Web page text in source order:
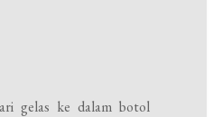
gelas ke dalam botol